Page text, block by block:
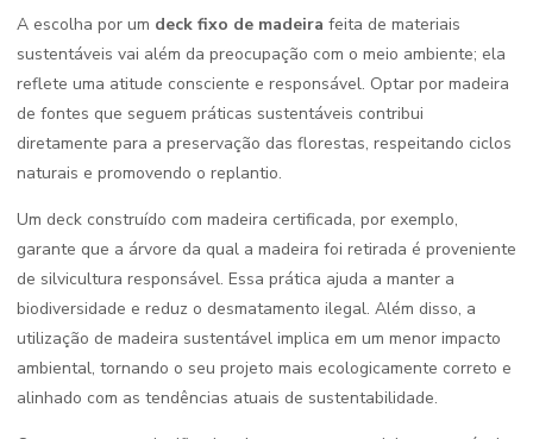
A escolha por um deck fixo de madeira feita de materiais
sustentáveis vai além da preocupação com o meio ambiente; ela
reflete uma atitude consciente e responsável. Optar por madeira
de fontes que seguem práticas sustentáveis contribui
diretamente para a preservação das florestas, respeitando ciclos
naturais e promovendo o replantio.
Um deck construído com madeira certificada, por exemplo,
garante que a árvore da qual a madeira foi retirada é proveniente
de silvicultura responsável. Essa prática ajuda a manter a
biodiversidade e reduz o desmatamento ilegal. Além disso, a
utilização de madeira sustentável implica em um menor impacto
ambiental, tornando o seu projeto mais ecologicamente correto e
alinhado com as tendências atuais de sustentabilidade.